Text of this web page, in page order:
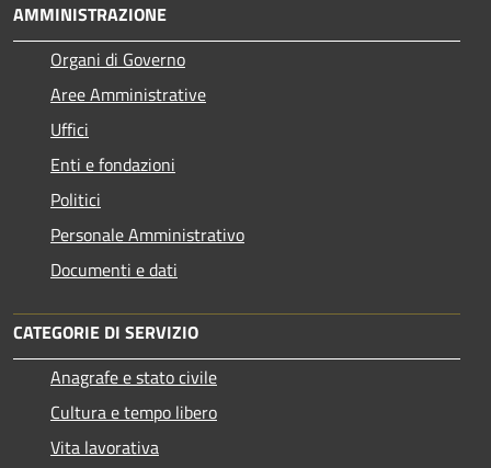
AMMINISTRAZIONE
Organi di Governo
Aree Amministrative
Uffici
Enti e fondazioni
Politici
Personale Amministrativo
Documenti e dati
CATEGORIE DI SERVIZIO
Anagrafe e stato civile
Cultura e tempo libero
Vita lavorativa